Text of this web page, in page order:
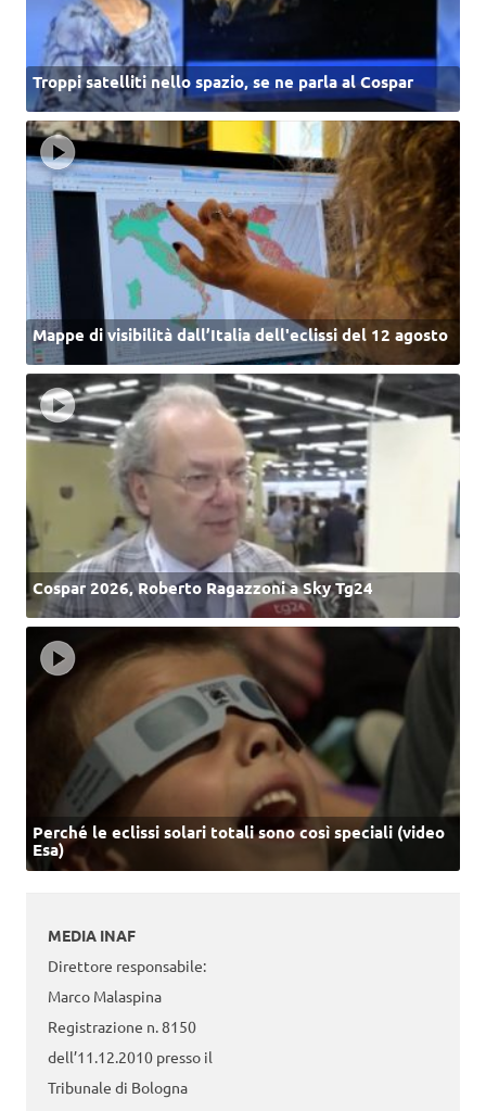
Troppi satelliti nello spazio, se ne parla al Cospar
Mappe di visibilità dall’Italia dell'eclissi del 12 agosto
Cospar 2026, Roberto Ragazzoni a Sky Tg24
Perché le eclissi solari totali sono così speciali (video
Esa)
MEDIA INAF
Direttore responsabile:
Marco Malaspina
Registrazione n. 8150
dell’11.12.2010 presso il
Tribunale di Bologna